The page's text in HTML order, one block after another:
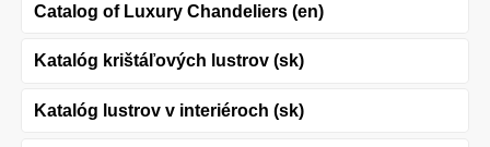
Catalog of Luxury Chandeliers (en)
Katalóg krištáľových lustrov (sk)
Katalóg lustrov v interiéroch (sk)